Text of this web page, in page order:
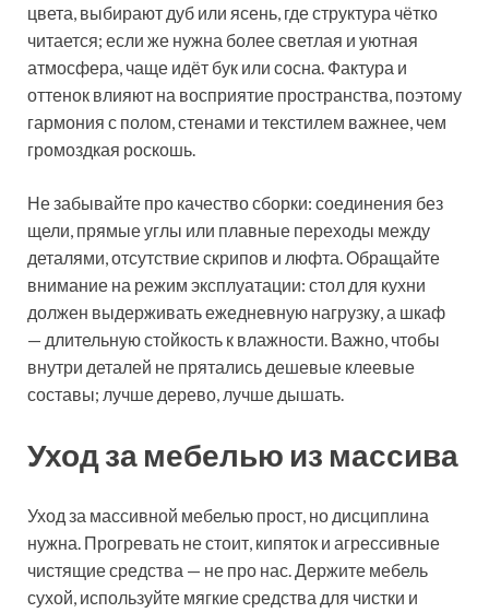
цвета, выбирают дуб или ясень, где структура чётко
читается; если же нужна более светлая и уютная
атмосфера, чаще идёт бук или сосна. Фактура и
оттенок влияют на восприятие пространства, поэтому
гармония с полом, стенами и текстилем важнее, чем
громоздкая роскошь.
Не забывайте про качество сборки: соединения без
щели, прямые углы или плавные переходы между
деталями, отсутствие скрипов и люфта. Обращайте
внимание на режим эксплуатации: стол для кухни
должен выдерживать ежедневную нагрузку, а шкаф
— длительную стойкость к влажности. Важно, чтобы
внутри деталей не прятались дешевые клеевые
составы; лучше дерево, лучше дышать.
Уход за мебелью из массива
Уход за массивной мебелью прост, но дисциплина
нужна. Прогревать не стоит, кипяток и агрессивные
чистящие средства — не про нас. Держите мебель
сухой, используйте мягкие средства для чистки и